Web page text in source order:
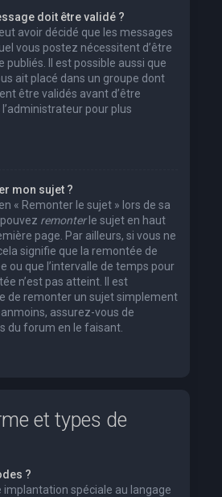
doit être validé ?
avoir décidé que les messages
vous postez nécessitent d’être
publiés. Il est possible aussi que
ait placé dans un groupe dont
être validés avant d’être
pour plus
mon sujet ?
« Remonter le sujet » lors de sa
remonterle sujet en haut
page. Par ailleurs, si vous ne
signifie que la remontée de
ou que l’intervalle de temps pour
n’est pas atteint. Il est
de remonter un sujet simplement
assurez-vous de
du forum en le faisant.
et types de
?
implantation spéciale au langage